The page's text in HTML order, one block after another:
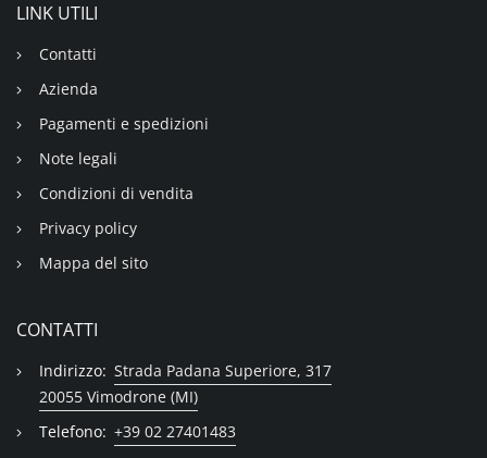
LINK UTILI
Contatti
Azienda
Pagamenti e spedizioni
Note legali
Condizioni di vendita
Privacy policy
Mappa del sito
CONTATTI
Indirizzo: Strada Padana Superiore, 317
20055 Vimodrone (MI)
Telefono: +39 02 27401483